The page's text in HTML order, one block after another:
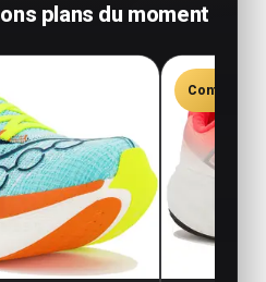
plans du moment
Confort